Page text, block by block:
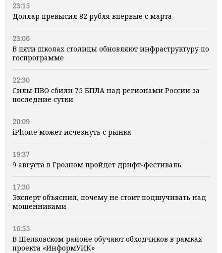
23:15
Доллар превысил 82 рубля впервые с марта
23:06
В пяти школах столицы обновляют инфраструктуру по
госпрограмме
22:30
Силы ПВО сбили 75 БПЛА над регионами России за
последние сутки
20:09
iPhone может исчезнуть с рынка
19:37
9 августа в Грозном пройдет дрифт-фестиваль
17:30
Эксперт объяснил, почему не стоит подшучивать над
мошенниками
16:55
В Шелковском районе обучают обходчиков в рамках
проекта «ИнформУИК»